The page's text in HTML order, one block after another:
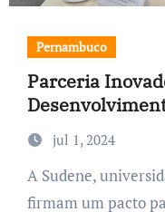
Pernambuco
Parceria
jul 1, 2024
A Sudene, universidades e o consórcio Nordeste
firmam um pacto